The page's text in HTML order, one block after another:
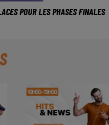
POUR LES PHASES FINALES